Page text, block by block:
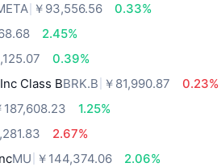
￥93,556.56
0.33%
2.45%
0.39%
Class BBRK.B ￥81,990.87
0.23%
187,608.23
1.25%
2.67%
MU ￥144,374.06
2.06%